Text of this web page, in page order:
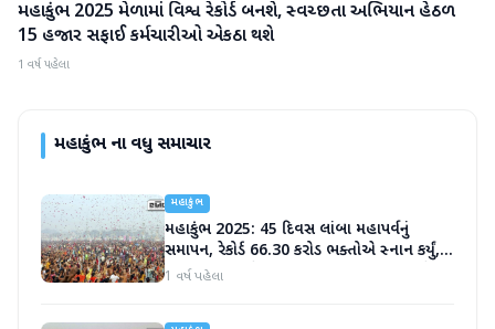
મહાકુંભ
મહાકુંભ 2025 મેળામાં વિશ્વ રેકોર્ડ બનશે, સ્વચ્છતા અભિયાન હેઠળ
15 હજાર સફાઈ કર્મચારીઓ એકઠા થશે
1 વર્ષ પહેલા
મહાકુંભના વધુ સમાચાર
મહાકુંભ
મહાકુંભ 2025: 45 દિવસ લાંબા મહાપર્વનું
સમાપન, રેકોર્ડ 66.30 કરોડ ભક્તોએ સ્નાન કર્યું,
CM યોગી આજે કર્મચારીઓનો આભાર માનશે
1 વર્ષ પહેલા